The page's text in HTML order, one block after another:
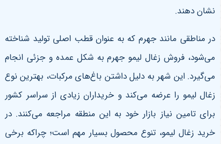
نشان دهند.
در مناطقی مانند جهرم که به عنوان قطب اصلی تولید شناخته
می‌شود، فروش زغال لیمو جهرم به شکل عمده و جزئی انجام
می‌گیرد. این شهر به دلیل داشتن باغ‌های مرکبات، بهترین نوع
زغال لیمو را عرضه می‌کند و خریداران زیادی از سراسر کشور
برای تامین نیاز بازار خود به این منطقه مراجعه می‌کنند. در
خرید زغال لیمو، تنوع محصول بسیار مهم است؛ چراکه برخی